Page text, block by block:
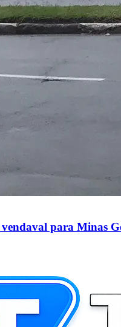
para Minas